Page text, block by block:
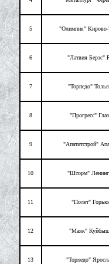
5 "Олимпия" Кирово-
6 "Латвия Берзс"
7 "Торпедо"
8 "Прогресс"
9 "Апатитстрой"
10 "Шторм"
11 "Полет"
12 "Маяк"
13 "Торпедо"